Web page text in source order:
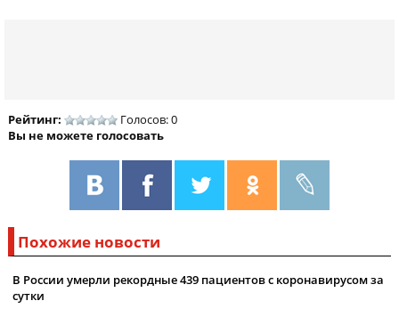
Рейтинг:
Голосов: 0
Вы не можете голосовать
Похожие новости
В России умерли рекордные 439 пациентов с коронавирусом за
сутки